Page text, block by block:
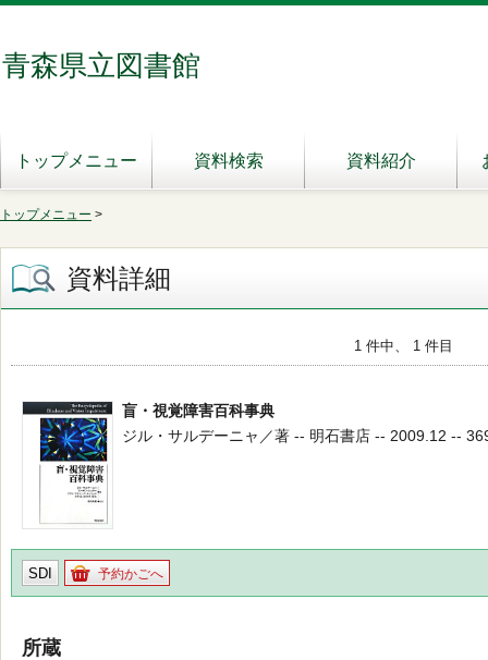
青森県立図書館
トップメニュー 資料検索 資料紹介
トップメニュー >
資料詳細
1 件中、 1 件目
盲・視覚障害百科事典
ジル・サルデーニャ／著 -- 明石書店 -- 2009.12 --
SDI 予約かごへ
所蔵